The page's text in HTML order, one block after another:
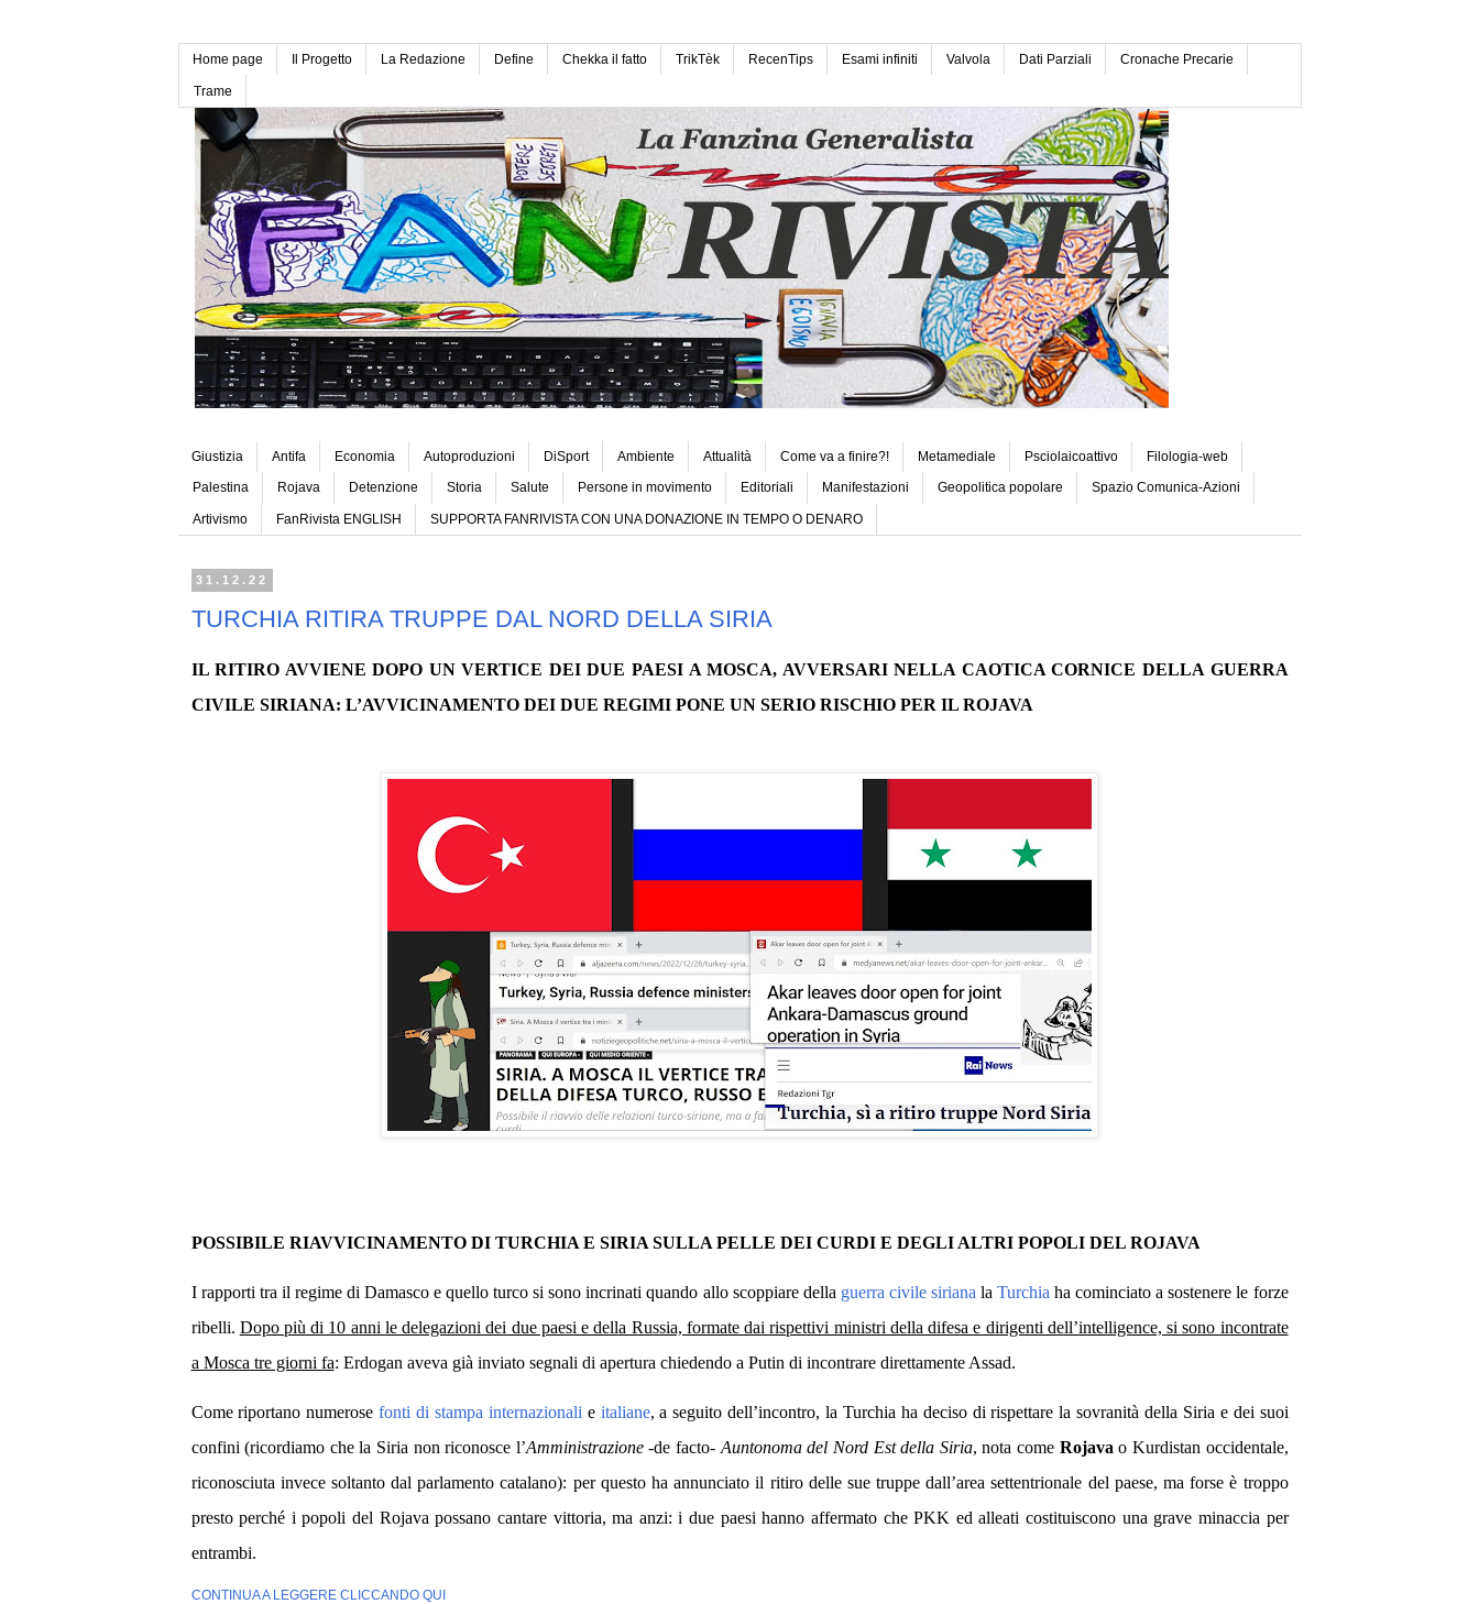
Home page Il Progetto La Redazione Define Chekka il fatto TrikTèk RecenTips Esami infiniti Valvola Dati Parziali Cronache Precarie
Trame
Giustizia Antifa Economia Autoproduzioni DiSport Ambiente Attualità Come va a finire?! Metamediale Psciolaicoattivo Filologia-web
Palestina Rojava Detenzione Storia Salute Persone in movimento Editoriali Manifestazioni Geopolitica popolare Spazio Comunica-Azioni
Artivismo FanRivista ENGLISH SUPPORTA FANRIVISTA CON UNA DONAZIONE IN TEMPO O DENARO
31.12.22
TURCHIA RITIRA TRUPPE DAL NORD DELLA SIRIA
IL RITIRO AVVIENE DOPO UN VERTICE DEI DUE PAESI A MOSCA, AVVERSARI NELLA CAOTICA CORNICE DELLA GUERRA
CIVILE SIRIANA: L’AVVICINAMENTO DEI DUE REGIMI PONE UN SERIO RISCHIO PER IL ROJAVA
POSSIBILE RIAVVICINAMENTO DI TURCHIA E SIRIA SULLA PELLE DEI CURDI E DEGLI ALTRI POPOLI DEL ROJAVA
I rapporti tra il regime di Damasco e quello turco si sono incrinati quando allo scoppiare della guerra civile siriana laTurchia ha cominciato a sostenere le forze
ribelli. Dopo più di 10 anni le delegazioni dei due paesi e della Russia, formate dai rispettivi ministri della difesa e dirigenti dell’intelligence, si sono incontrate
a Mosca tre giorni fa: Erdogan aveva già inviato segnali di apertura chiedendo a Putin di incontrare direttamente Assad.
Come riportano numerosefonti di stampa internazionali e italiane, a seguito dell’incontro, la Turchia ha deciso di rispettare la sovranità della Siria e dei suoi
confini (ricordiamo che la Siria non riconosce l’Amministrazione-de facto- Auntonoma del Nord Est della Siria, nota come Rojava o Kurdistan occidentale,
riconosciuta invece soltanto dal parlamento catalano): per questo ha annunciato il ritiro delle sue truppe dall’area settentrionale del paese, ma forse è troppo
presto perché i popoli del Rojava possano cantare vittoria, ma anzi: i due paesi hanno affermato che PKK ed alleati costituiscono una grave minaccia per
entrambi.
CONTINUA A LEGGERE CLICCANDO QUI